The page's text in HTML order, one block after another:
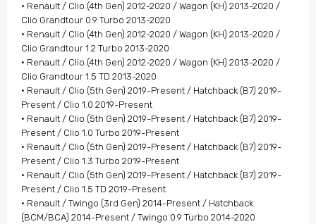
• Renault / Clio (4th Gen) 2012-2020 / Wagon (KH) 2013-2020 /
Clio Grandtour 0.9 Turbo 2013-2020
• Renault / Clio (4th Gen) 2012-2020 / Wagon (KH) 2013-2020 /
Clio Grandtour 1.2 Turbo 2013-2020
• Renault / Clio (4th Gen) 2012-2020 / Wagon (KH) 2013-2020 /
Clio Grandtour 1.5 TD 2013-2020
• Renault / Clio (5th Gen) 2019-Present / Hatchback (B7) 2019-
Present / Clio 1.0 2019-Present
• Renault / Clio (5th Gen) 2019-Present / Hatchback (B7) 2019-
Present / Clio 1.0 Turbo 2019-Present
• Renault / Clio (5th Gen) 2019-Present / Hatchback (B7) 2019-
Present / Clio 1.3 Turbo 2019-Present
• Renault / Clio (5th Gen) 2019-Present / Hatchback (B7) 2019-
Present / Clio 1.5 TD 2019-Present
• Renault / Twingo (3rd Gen) 2014-Present / Hatchback
(BCM/BCA) 2014-Present / Twingo 0.9 Turbo 2014-2020